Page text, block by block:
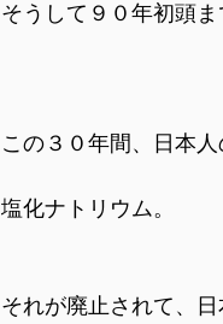
そうして９０年初頭ま
この３０年間、日本
塩化ナトリウム。
それが廃止されて、